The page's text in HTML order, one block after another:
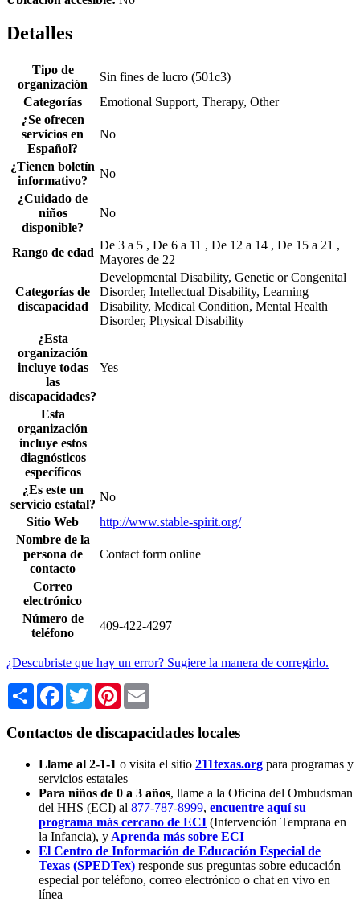
Detalles
Tipo de
organización
Sin fines de lucro (501c3)
Categorías
Emotional Support, Therapy, Other
¿Se ofrecen
servicios en
Español?
No
¿Tienen boletín
informativo?
No
¿Cuidado de
niños
disponible?
No
Rango de edad
De 3 a 5 , De 6 a 11 , De 12 a 14 , De 15 a 21 ,
Mayores de 22
Categorías de
discapacidad
Developmental Disability, Genetic or Congenital
Disorder, Intellectual Disability, Learning
Disability, Medical Condition, Mental Health
Disorder, Physical Disability
¿Esta
organización
incluye todas
las
discapacidades?
Yes
Esta
organización
incluye estos
diagnósticos
específicos
¿Es este un
servicio estatal?
No
Sitio Web
http://www.stable-spirit.org/
Nombre de la
persona de
contacto
Contact form online
Correo
electrónico
Número de
teléfono
409-422-4297
¿Descubriste que hay un error? Sugiere la manera de corregirlo.
Share Facebook
TwitterPinterest
Contactos de discapacidades locales
Llame al 2-1-1 o visita el sitio 211texas.org para programas y
servicios estatales
Para niños de 0 a 3 años, llame a la Oficina del Ombudsman
del HHS (ECI) al 877-787-8999, encuentre aquí su
programa más cercano de ECI (Intervención Temprana en
la Infancia), y Aprenda más sobre ECI
El Centro de Información de Educación Especial de
Texas (SPEDTex) responde sus preguntas sobre educación
especial por teléfono, correo electrónico o chat en vivo en
línea